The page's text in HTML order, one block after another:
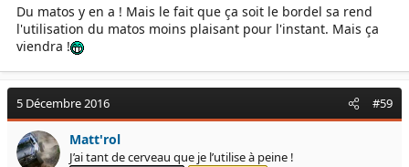
Du matos y en a ! Mais le fait que ça soit le bordel sa rend
l'utilisation du matos moins plaisant pour l'instant. Mais ça
viendra !
5 Décembre 2016 #59
Matt'rol
J’ai tant de cerveau que je l’utilise à peine !